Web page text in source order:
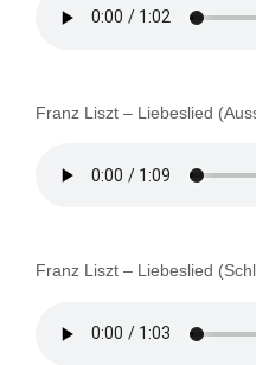
Franz Liszt – Liebeslied
Franz Liszt – Liebeslied